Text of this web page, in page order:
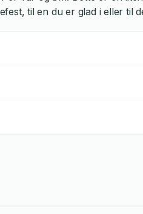
til en du er glad i eller til